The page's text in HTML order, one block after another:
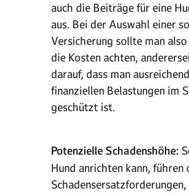
auch die Beiträge für eine
aus. Bei der Auswahl einer
Versicherung sollte man
die Kosten achten,
darauf, dass man
finanziellen Belastungen im
geschützt ist.
Potenzielle Schadenshöhe:
Hund anrichten kann, führen